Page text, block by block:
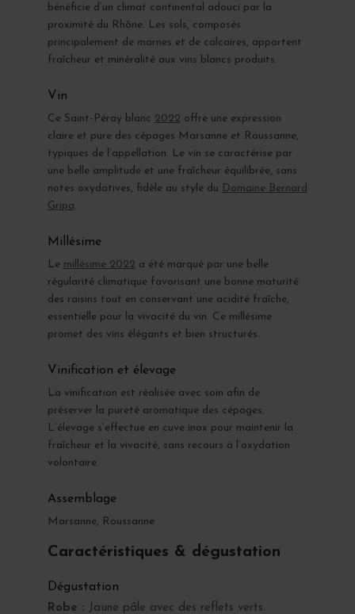
bénéficie d’un climat continental adouci par la
proximité du Rhône. Les sols, composés
principalement de marnes et de calcaires, apportent
fraîcheur et minéralité aux vins blancs produits.
Vin
Ce Saint-Péray blanc 2022 offre une expression
claire et pure des cépages Marsanne et Roussanne,
typiques de l’appellation. Le vin se caractérise par
une belle amplitude et une fraîcheur équilibrée, sans
notes oxydatives, fidèle au style du Domaine Bernard
Gripa.
Millésime
Le millésime 2022 a été marqué par une belle
régularité climatique favorisant une bonne maturité
des raisins tout en conservant une acidité fraîche,
essentielle pour la vivacité du vin. Ce millésime
promet des vins élégants et bien structurés.
Vinification et élevage
La vinification est réalisée avec soin afin de
préserver la pureté aromatique des cépages.
L’élevage s’effectue en cuve inox pour maintenir la
fraîcheur et la vivacité, sans recours à l’oxydation
volontaire.
Assemblage
Marsanne, Roussanne
Caractéristiques & dégustation
Dégustation
Robe : Jaune pâle avec des reflets verts.